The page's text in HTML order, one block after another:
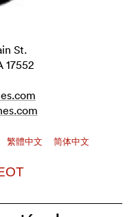
St.
17552
繁體中文 简体中文